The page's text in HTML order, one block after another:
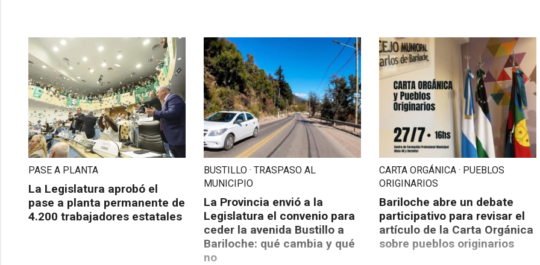
PASE A PLANTA
La Legislatura aprobó el
pase a planta permanente de
4.200 trabajadores estatales
BUSTILLO · TRASPASO AL
MUNICIPIO
La Provincia envió a la
Legislatura el convenio para
ceder la avenida Bustillo a
Bariloche: qué cambia y qué
no
CARTA ORGÁNICA · PUEBLOS
ORIGINARIOS
Bariloche abre un debate
participativo para revisar el
artículo de la Carta Orgánica
sobre pueblos originarios